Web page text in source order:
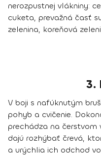
nerozpustnej vlákniny: c
cuketa, prevažná časť
zelenina, koreňová
3.
V boji s nafúknutým
pohyb a cvičenie.
prechádza na čerstvom
dajú rozhýbať črevá,
a urýchlia ich odchod